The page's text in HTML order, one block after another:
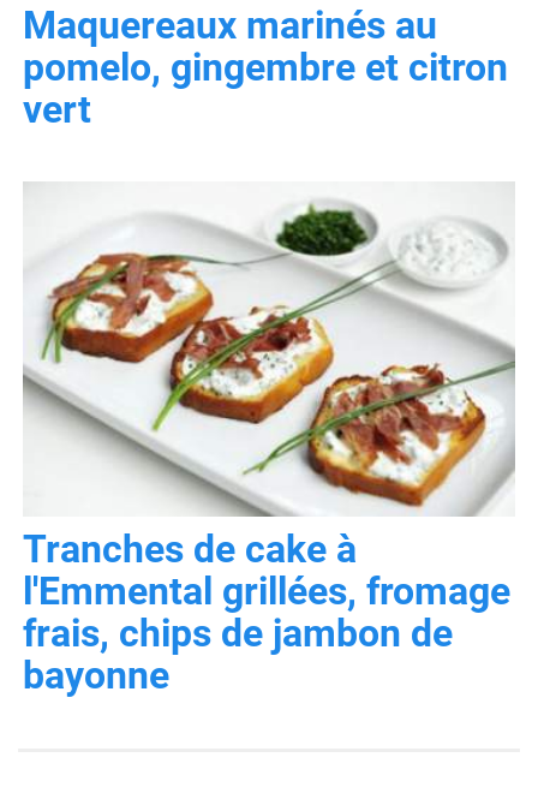
Maquereaux marinés au
pomelo, gingembre et citron
vert
Tranches de cake à
l'Emmental grillées, fromage
frais, chips de jambon de
bayonne